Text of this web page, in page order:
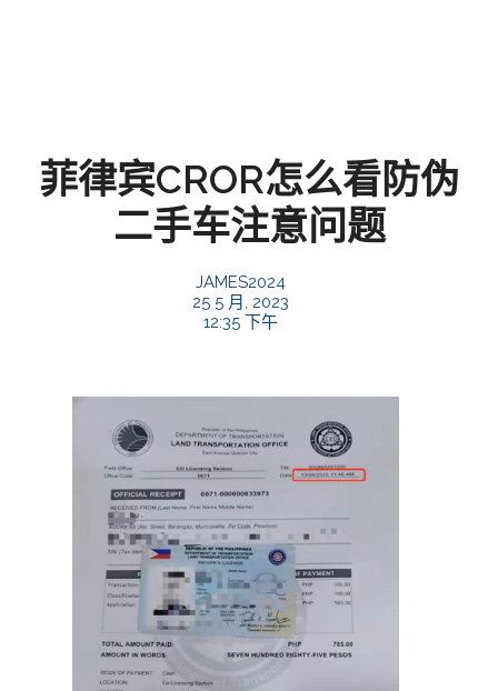
菲律宾CROR怎么看防伪
二手车注意问题
JAMES2024
25 5 月, 2023
12:35 下午